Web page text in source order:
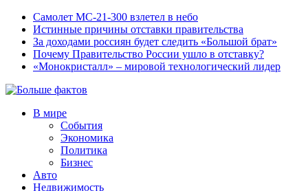
Самолет МС-21-300 взлетел в небо
Истинные причины отставки правительства
За доходами россиян будет следить «Большой брат»
Почему Правительство России ушло в отставку?
«Монокристалл» – мировой технологический лидер
В мире
События
Экономика
Политика
Бизнес
Авто
Недвижимость